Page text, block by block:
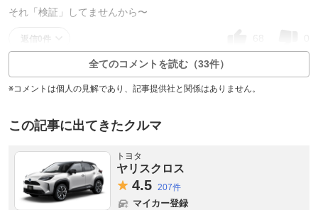
それ「検証」してませんから〜
返信0件
全てのコメントを読む（33件）
※コメントは個人の見解であり、記事提供社と関係はありません。
この記事に出てきたクルマ
トヨタ
ヤリスクロス
4.5 207件
マイカー登録